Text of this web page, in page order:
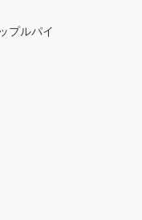
プルパイ